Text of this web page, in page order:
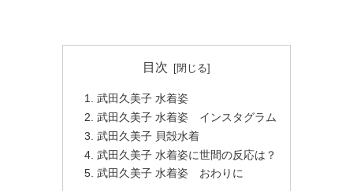
目次
武田久美子 水着姿
武田久美子 水着姿 インスタグラム
武田久美子 貝殻水着
武田久美子 水着姿に世間の反応は？
武田久美子 水着姿 おわりに